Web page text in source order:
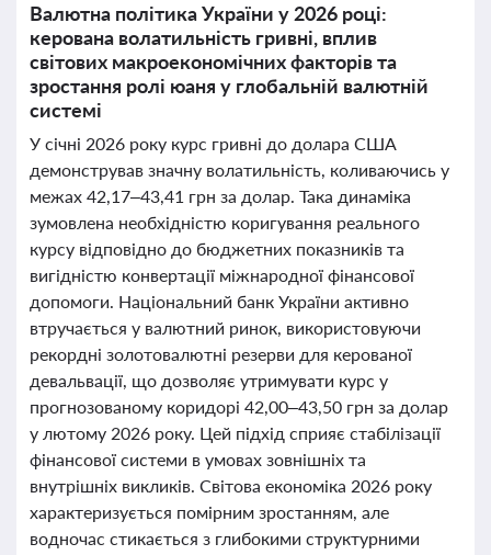
Валютна політика України у 2026 році:
керована волатильність гривні, вплив
світових макроекономічних факторів та
зростання ролі юаня у глобальній валютній
системі
У січні 2026 року курс гривні до долара США
демонстрував значну волатильність, коливаючись у
межах 42,17–43,41 грн за долар. Така динаміка
зумовлена необхідністю коригування реального
курсу відповідно до бюджетних показників та
вигідністю конвертації міжнародної фінансової
допомоги. Національний банк України активно
втручається у валютний ринок, використовуючи
рекордні золотовалютні резерви для керованої
девальвації, що дозволяє утримувати курс у
прогнозованому коридорі 42,00–43,50 грн за долар
у лютому 2026 року. Цей підхід сприяє стабілізації
фінансової системи в умовах зовнішніх та
внутрішніх викликів. Світова економіка 2026 року
характеризується помірним зростанням, але
водночас стикається з глибокими структурними